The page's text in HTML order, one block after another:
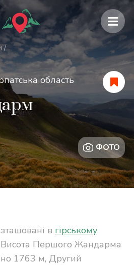
/
область
ФОТО
в гірському
Висота Першого Жандарма
1763 м, Другий